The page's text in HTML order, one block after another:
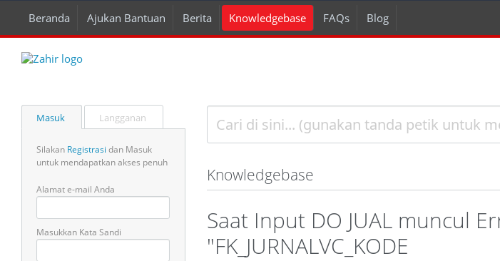
Beranda Ajukan Bantuan Berita Knowledgebase FAQs Blog
Masuk Langganan
Silakan Registrasi dan Masuk
untuk mendapatkan akses penuh
Alamat e-mail Anda
Masukkan Kata Sandi
Knowledgebase
Saat Input DO JUAL muncul
"FK_JURNALVC_KODE